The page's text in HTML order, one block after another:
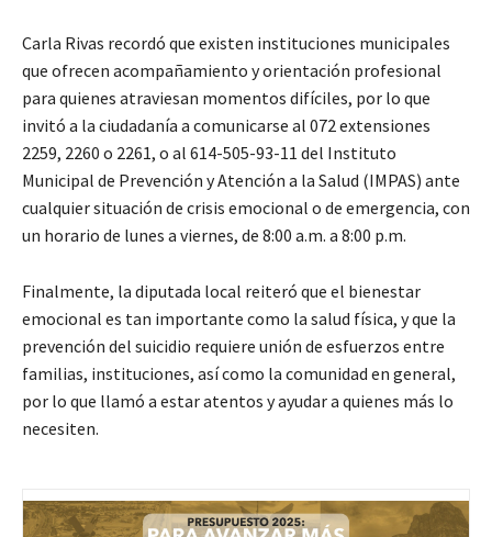
Carla Rivas recordó que existen instituciones municipales
que ofrecen acompañamiento y orientación profesional
para quienes atraviesan momentos difíciles, por lo que
invitó a la ciudadanía a comunicarse al 072 extensiones
2259, 2260 o 2261, o al 614-505-93-11 del Instituto
Municipal de Prevención y Atención a la Salud (IMPAS) ante
cualquier situación de crisis emocional o de emergencia, con
un horario de lunes a viernes, de 8:00 a.m. a 8:00 p.m.
Finalmente, la diputada local reiteró que el bienestar
emocional es tan importante como la salud física, y que la
prevención del suicidio requiere unión de esfuerzos entre
familias, instituciones, así como la comunidad en general,
por lo que llamó a estar atentos y ayudar a quienes más lo
necesiten.